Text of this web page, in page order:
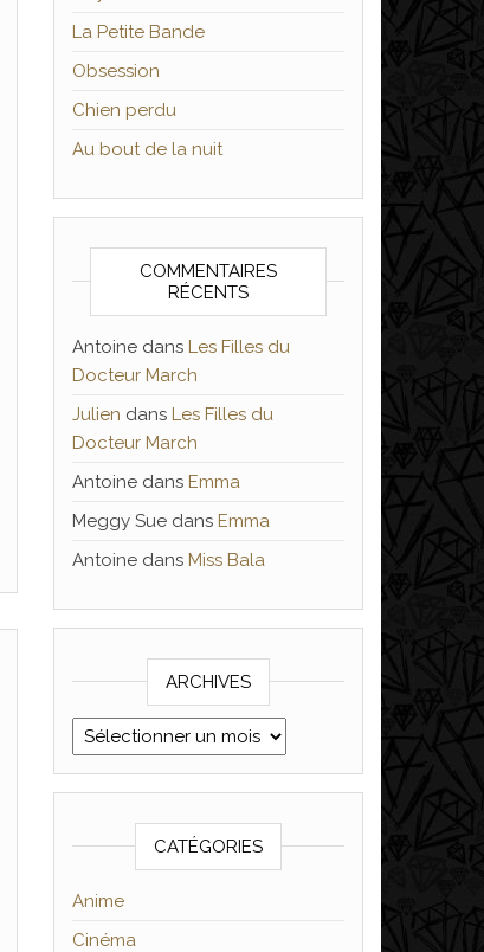
La Petite Bande
Obsession
Chien perdu
Au bout de la nuit
COMMENTAIRES
RÉCENTS
Antoinedans Les Filles du
Docteur March
Julien dans Les Filles du
Docteur March
Antoinedans Emma
Meggy Suedans Emma
Antoinedans Miss Bala
ARCHIVES
Archives
CATÉGORIES
Anime
Cinéma